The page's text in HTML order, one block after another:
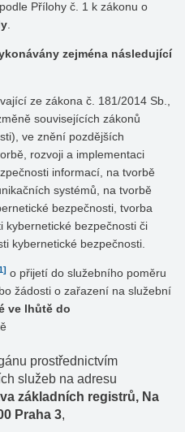
Přílohy č. 1 k zákonu o
zejména následující
ze zákona č. 181/2014 Sb.,
souvisejících zákonů
ve znění pozdějších
rozvoji a implementaci
informací, na tvorbě
systémů, na tvorbě
bezpečnosti, tvorba
kybernetické bezpečnosti či
kybernetické bezpečnosti.
o přijetí do služebního poměru
žádosti o zařazení na služební
ve lhůtě do
prostřednictvím
služeb na adresu
základních registrů, Na
Praha 3,